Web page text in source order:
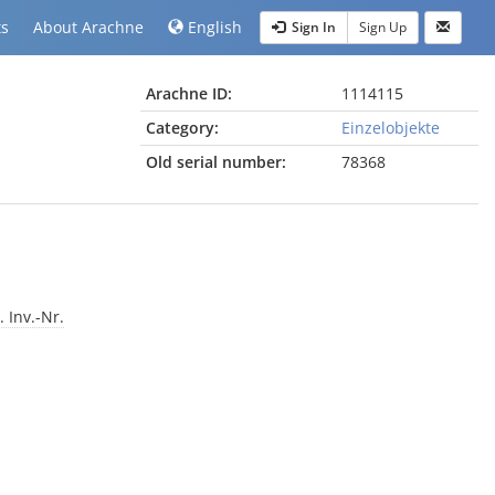
About Arachne English Sign In Sign Up
Arachne ID:
1114115
Category:
Einzelobjekte
Old serial number:
78368
Inv.-Nr.